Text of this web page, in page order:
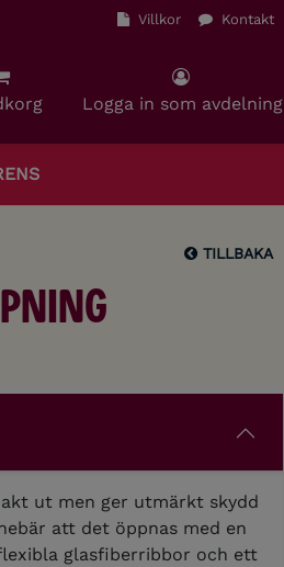
Villkor Kontakt
Logga in som avdelning
TILLBAKA
ut men ger utmärkt skydd
att det öppnas med en
glasfiberribbor och ett